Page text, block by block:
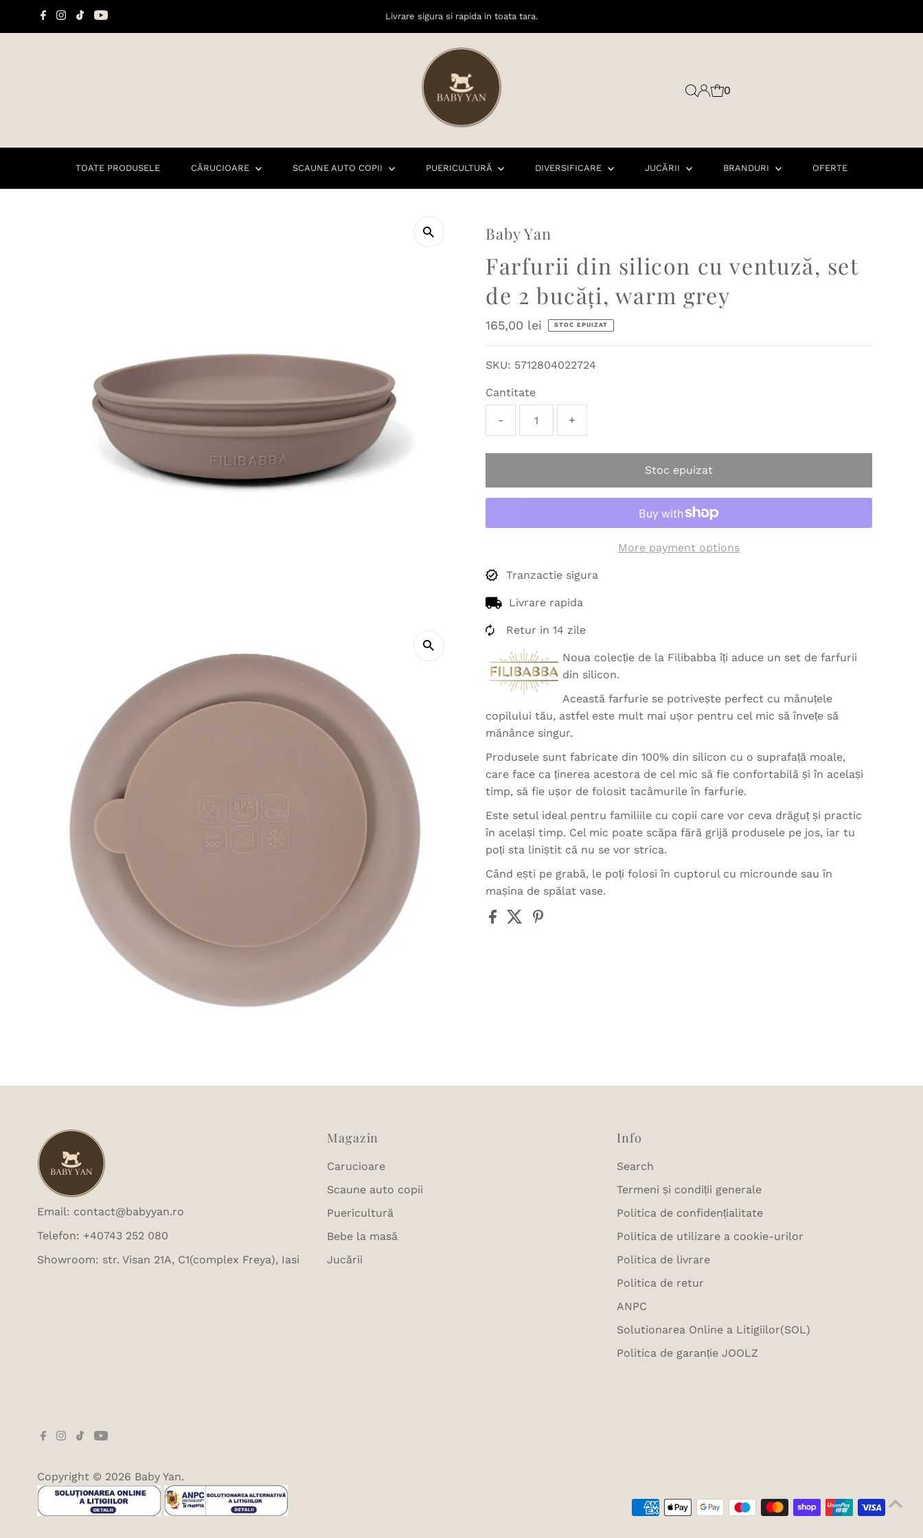
Sari la conținut Livrare sigura si rapida in toata tara.
0
TOATE PRODUSELE CĂRUCIOARE SCAUNE AUTO COPII PUERICULTURĂ DIVERSIFICARE JUCĂRII BRANDURI OFERTE
Baby Yan
Farfurii din silicon cu ventuză, set
de 2 bucăți, warm grey
Preț
obișnuit
165,00 lei STOC EPUIZAT
SKU: 5712804022724
Cantitate
- +
Stoc epuizat
More payment options
Tranzactie sigura
Livrare rapida
Retur in 14 zile
Noua colecție de la Filibabba îți aduce un set de farfurii
din silicon.
Această farfurie se potrivește perfect cu mânuțele
copilului tău, astfel este mult mai ușor pentru cel mic să învețe să
mănânce singur.
Produsele sunt fabricate din 100% din silicon cu o suprafață moale,
care face ca ținerea acestora de cel mic să fie confortabilă și în același
timp, să fie ușor de folosit tacâmurile în farfurie.
Este setul ideal pentru familiile cu copii care vor ceva drăguț și practic
în același timp. Cel mic poate scăpa fără grijă produsele pe jos, iar tu
poți sta liniștit că nu se vor strica.
Când ești pe grabă, le poți folosi în cuptorul cu microunde sau în
mașina de spălat vase.
Email: contact@babyyan.ro
Telefon: +40743 252 080
Showroom: str. Visan 21A, C1(complex Freya), Iasi
Magazin
Carucioare
Scaune auto copii
Puericultură
Bebe la masă
Jucării
Info
Search
Termeni și condiții generale
Politica de confidențialitate
Politica de utilizare a cookie-urilor
Politica de livrare
Politica de retur
ANPC
Solutionarea Online a Litigiilor(SOL)
Politica de garanție JOOLZ
Copyright © 2026 Baby Yan.